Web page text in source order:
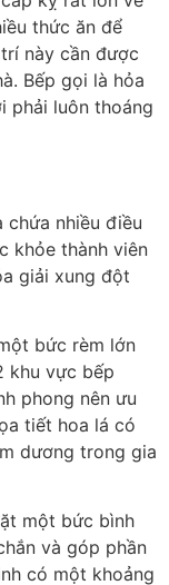
thức ăn để
này cần được
Bếp gọi là hỏa
phải luôn thoáng
chứa nhiều điều
khỏe thành viên
giải xung đột
bức rèm lớn
khu vực bếp
phong nên ưu
tiết hoa lá có
dương trong gia
một bức bình
và góp phần
có một khoảng